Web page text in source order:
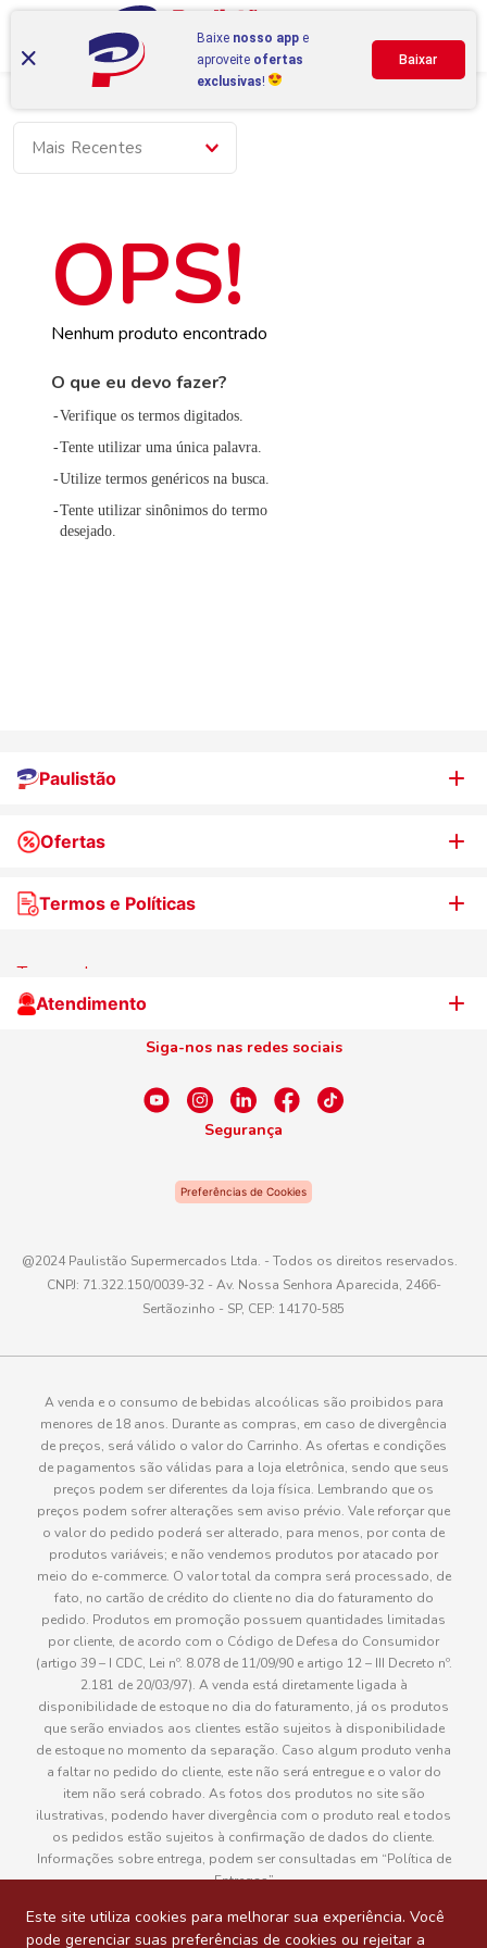
Este site utiliza cookies para melhorar sua experiência. Você
pode gerenciar suas preferências de cookies ou rejeitar a
Mais Recentes
Nenhum produto encontrado
O que eu devo fazer?
Verifique os termos digitados.
Tente utilizar uma única palavra.
Utilize termos genéricos na busca.
Tente utilizar sinônimos do termo
desejado.
Paulistão
Quem somos
Nossas lojas
Nosso Cartão
Ofertas
WhatsApp de Ofertas
Televendas
Termos e Políticas
Termos de uso
Centro de Privacidade
Atendimento
E-mail
Siga-nos nas redes sociais
Segurança
Preferências de Cookies
@2024 Paulistão Supermercados Ltda. - Todos os direitos reservados.
CNPJ: 71.322.150/0039-32 - Av. Nossa Senhora Aparecida, 2466-
Sertãozinho - SP, CEP: 14170-585
A venda e o consumo de bebidas alcoólicas são proibidos para
menores de 18 anos. Durante as compras, em caso de divergência
de preços, será válido o valor do Carrinho. As ofertas e condições
de pagamentos são válidas para a loja eletrônica, sendo que seus
preços podem ser diferentes da loja física. Lembrando que os
preços podem sofrer alterações sem aviso prévio. Vale reforçar que
o valor do pedido poderá ser alterado, para menos, por conta de
produtos variáveis; e não vendemos produtos por atacado por
meio do e-commerce. O valor total da compra será processado, de
fato, no cartão de crédito do cliente no dia do faturamento do
pedido. Produtos em promoção possuem quantidades limitadas
por cliente, de acordo com o Código de Defesa do Consumidor
(artigo 39 – I CDC, Lei nº. 8.078 de 11/09/90 e artigo 12 – III Decreto nº.
2.181 de 20/03/97). A venda está diretamente ligada à
disponibilidade de estoque no dia do faturamento, já os produtos
que serão enviados aos clientes estão sujeitos à disponibilidade
de estoque no momento da separação. Caso algum produto venha
a faltar no pedido do cliente, este não será entregue e o valor do
item não será cobrado. As fotos dos produtos no site são
ilustrativas, podendo haver divergência com o produto real e todos
os pedidos estão sujeitos à confirmação de dados do cliente.
Informações sobre entrega, podem ser consultadas em “Política de
Entregas”
Baixe nosso app e
aproveite ofertas
exclusivas!
Baixar